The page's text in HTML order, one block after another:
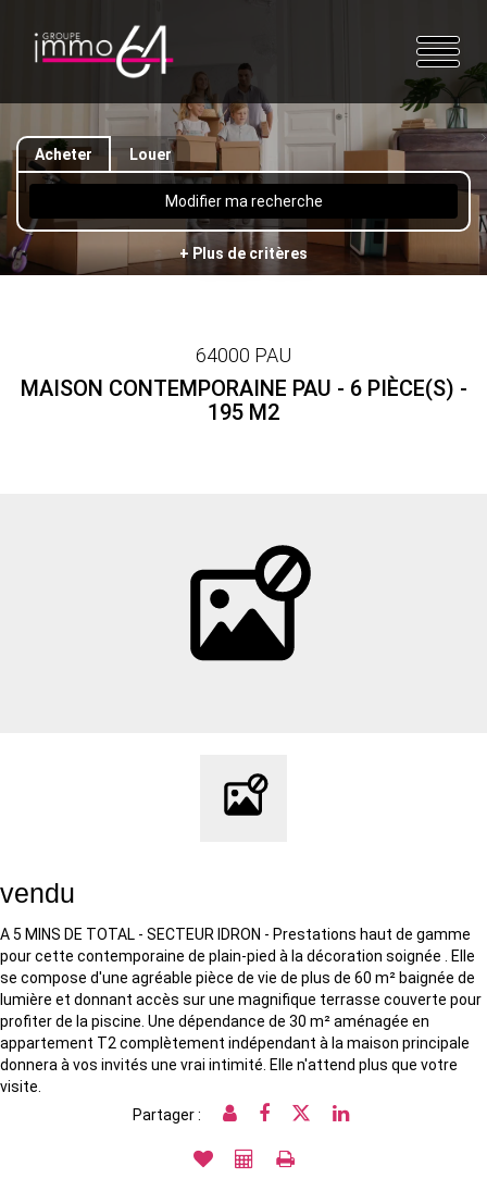
Acheter Louer
Modifier ma recherche
+ Plus de critères
64000 PAU
MAISON CONTEMPORAINE PAU - 6 PIÈCE(S) -
195 M2
vendu
A 5 MINS DE TOTAL - SECTEUR IDRON - Prestations haut de gamme
pour cette contemporaine de plain-pied à la décoration soignée . Elle
se compose d'une agréable pièce de vie de plus de 60 m² baignée de
lumière et donnant accès sur une magnifique terrasse couverte pour
profiter de la piscine. Une dépendance de 30 m² aménagée en
appartement T2 complètement indépendant à la maison principale
donnera à vos invités une vrai intimité. Elle n'attend plus que votre
visite.
Partager :